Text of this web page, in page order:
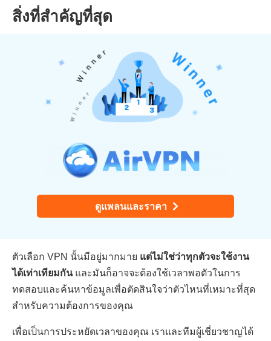
สิ่งที่สำคัญที่สุด
ดูแพลนและราคา
ตัวเลือก VPN นั้นมีอยู่มากมาย แต่ไม่ใช่ว่าทุกตัวจะใช้งาน
ได้เท่าเทียมกันและมันก็อาจจะต้องใช้เวลาพอตัวในการ
ทดสอบและค้นหาข้อมูลเพื่อตัดสินใจว่าตัวไหนที่เหมาะที่สุด
สำหรับความต้องการของคุณ
เพื่อเป็นการประหยัดเวลาของคุณ เราและทีมผู้เชี่ยวชาญได้